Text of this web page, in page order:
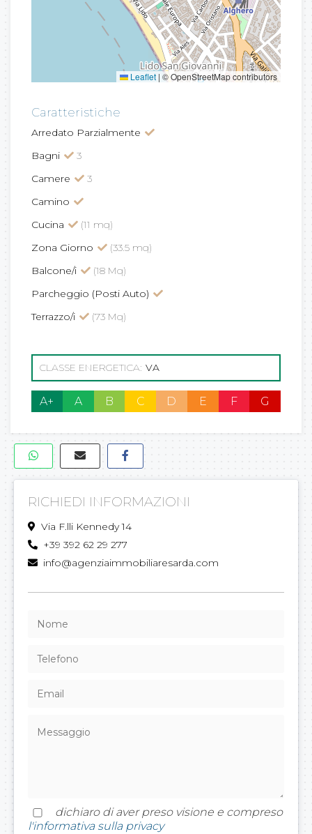
Leaflet | © OpenStreetMap contributors
Caratteristiche
Arredato Parzialmente
Bagni
3
Camere
3
Camino
Cucina
(11 mq)
Zona Giorno
(33.5 mq)
Balcone/i
(18 Mq)
Parcheggio (Posti Auto)
Terrazzo/i
(73 Mq)
CLASSE ENERGETICA: VA
A+ A B C D E F G
RICHIEDI INFORMAZIONI
Via F.lli Kennedy 14
+39 392 62 29 277
info@agenziaimmobiliaresarda.com
dichiaro di aver preso visione e compreso
l'informativa sulla privacy